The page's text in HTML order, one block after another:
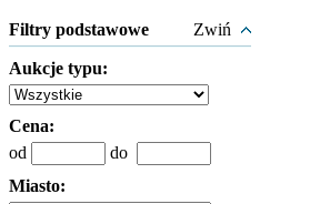
Filtry podstawowe Zwiń
Aukcje typu:
Cena:
od
do
Miasto: